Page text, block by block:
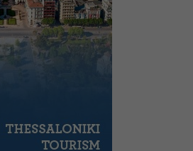
De gastronomiska valen i